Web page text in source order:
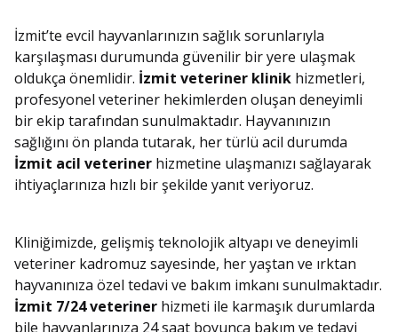
İzmit’te evcil hayvanlarınızın sağlık sorunlarıyla
karşılaşması durumunda güvenilir bir yere ulaşmak
oldukça önemlidir. İzmit veteriner klinik hizmetleri,
profesyonel veteriner hekimlerden oluşan deneyimli
bir ekip tarafından sunulmaktadır. Hayvanınızın
sağlığını ön planda tutarak, her türlü acil durumda
İzmit acil veteriner hizmetine ulaşmanızı sağlayarak
ihtiyaçlarınıza hızlı bir şekilde yanıt veriyoruz.
Kliniğimizde, gelişmiş teknolojik altyapı ve deneyimli
veteriner kadromuz sayesinde, her yaştan ve ırktan
hayvanınıza özel tedavi ve bakım imkanı sunulmaktadır.
İzmit 7/24 veteriner hizmeti ile karmaşık durumlarda
bile hayvanlarınıza 24 saat boyunca bakım ve tedavi